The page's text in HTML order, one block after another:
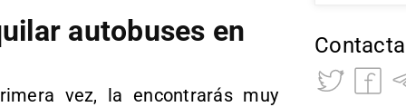
autobuses en
vez, la encontrarás muy